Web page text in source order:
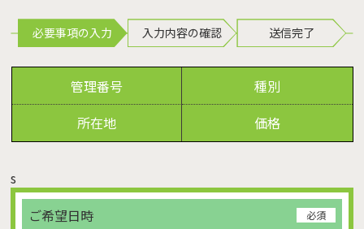
必要事項の入力 入力内容の確認 送信完了
管理番号
種別
所在地
価格
s
ご希望日時
必須